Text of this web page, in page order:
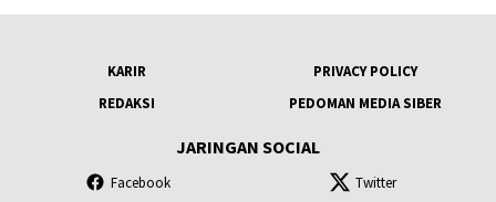
KARIR
PRIVACY POLICY
REDAKSI
PEDOMAN MEDIA SIBER
JARINGAN SOCIAL
Facebook
Twitter